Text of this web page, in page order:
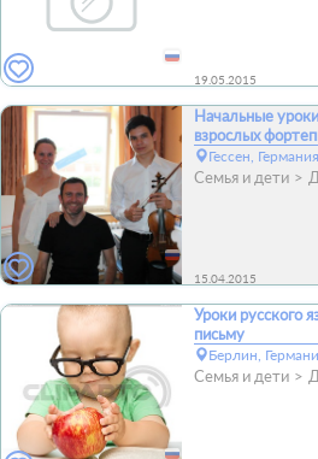
19.05.2015
Начальные
взрослых
Гессен, Германия
Семья и дети
15.04.2015
Уроки русского
письму
Берлин,
Семья и дети